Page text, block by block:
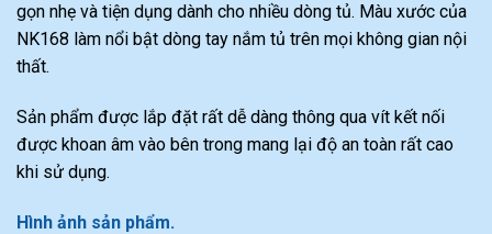
gọn nhẹ và tiện dụng dành cho nhiều dòng tủ. Màu xước của
NK168 làm nổi bật dòng tay nắm tủ trên mọi không gian nội
thất.
Sản phẩm được lắp đặt rất dễ dàng thông qua vít kết nối
được khoan âm vào bên trong mang lại độ an toàn rất cao
khi sử dụng.
Hình ảnh sản phẩm.